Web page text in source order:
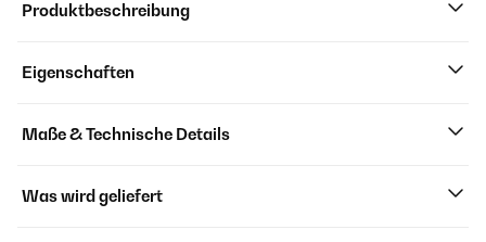
Produktbeschreibung
Eigenschaften
Maße & Technische Details
Was wird geliefert